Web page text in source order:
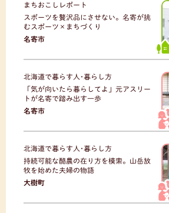
まちおこしレポート
スポーツを贅沢品にさせない。名寄が挑
むスポーツ×まちづくり
名寄市
北海道で暮らす人･暮らし方
「気が向いたら暮らしてよ」元アスリー
トが名寄で踏み出す一歩
名寄市
北海道で暮らす人･暮らし方
持続可能な酪農の在り方を模索。山岳放
牧を始めた夫婦の物語
大樹町